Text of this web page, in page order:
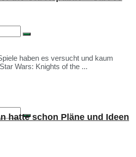
haben es versucht und kaum
Wars: Knights of the ...
hatte schon Pläne und Ideen